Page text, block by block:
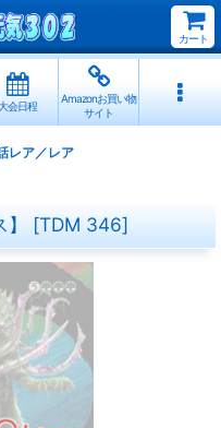
カート
会日程
Amazonお買い物
サイト
レア／レア
[TDM 346]